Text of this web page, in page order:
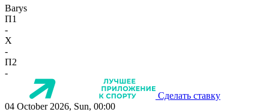
Barys
П1
-
X
-
П2
-
Сделать ставку
04 October 2026, Sun, 00:00